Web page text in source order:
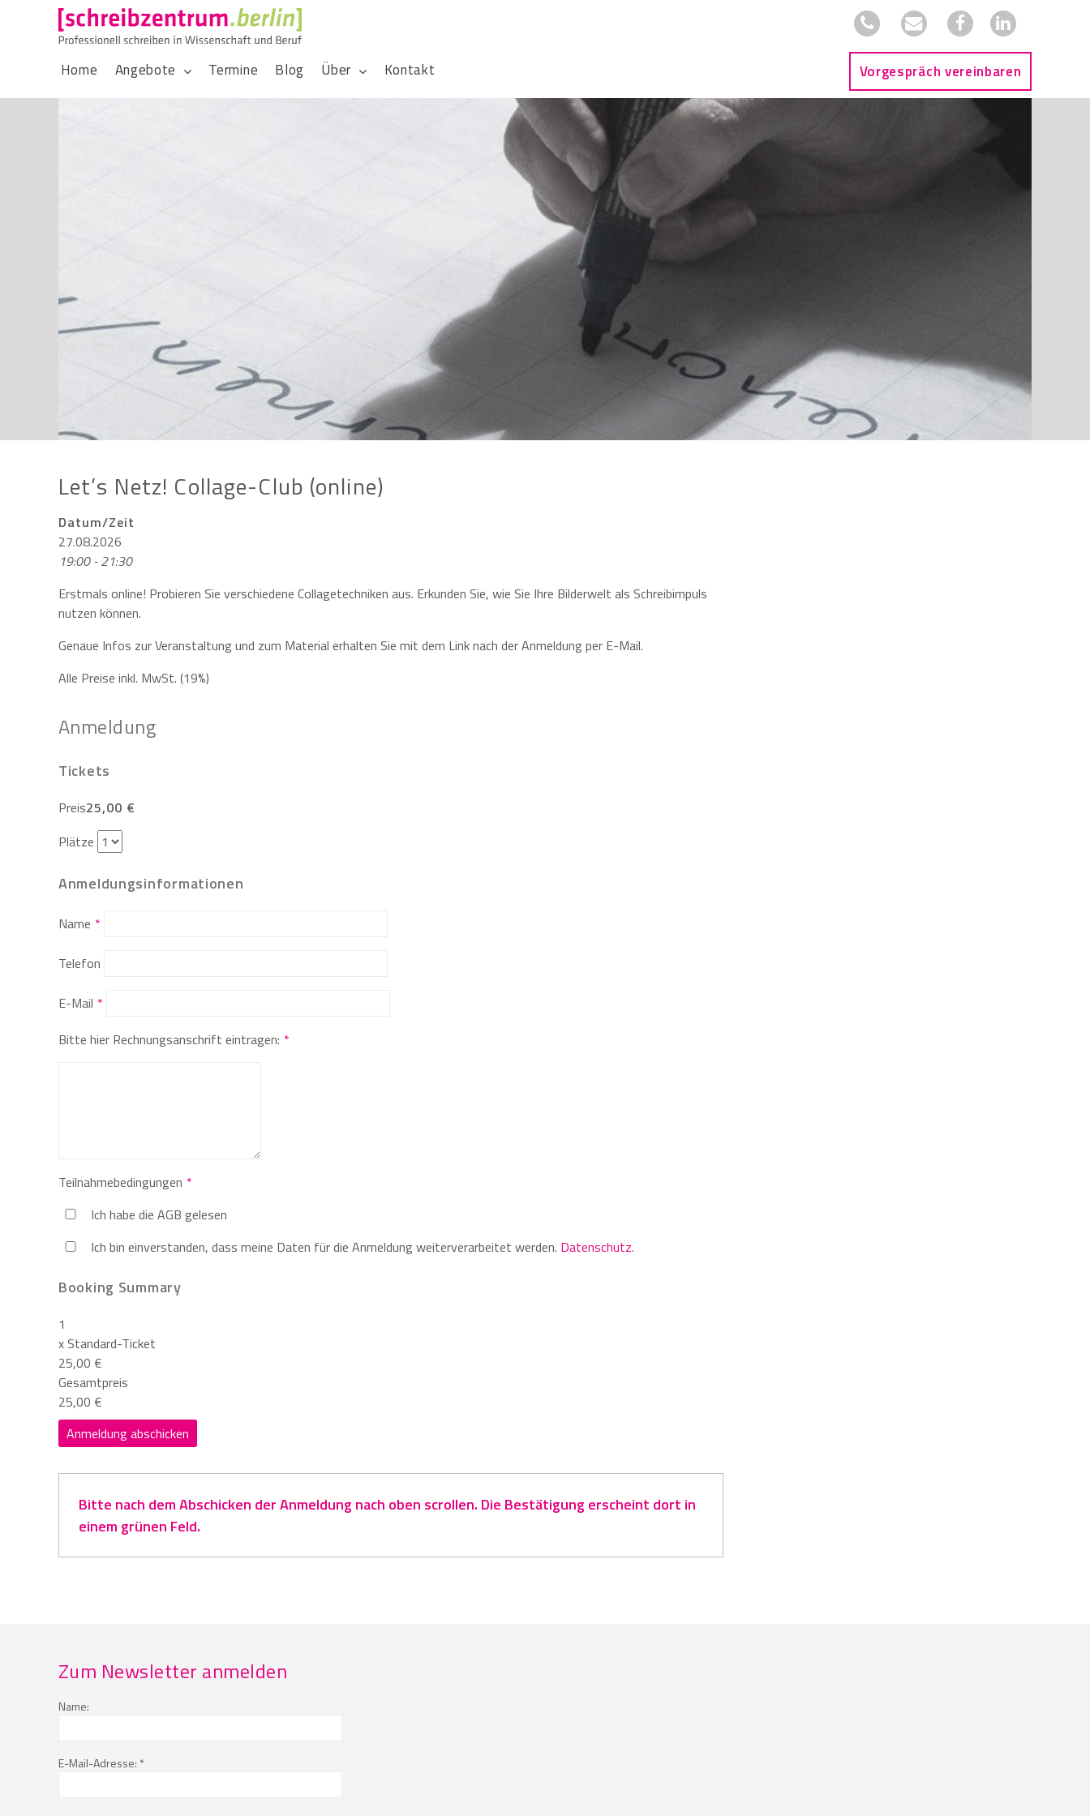
Home Angebote Termine Blog Über Kontakt Vorgespräch vereinbaren
Let’s Netz! Collage-Club (online)
Datum/Zeit
27.08.2026
19:00 - 21:30
Erstmals online! Probieren Sie verschiedene Collagetechniken aus. Erkunden Sie, wie Sie Ihre Bilderwelt als Schreibimpuls
nutzen können.
Genaue Infos zur Veranstaltung und zum Material erhalten Sie mit dem Link nach der Anmeldung per E-Mail.
Alle Preise inkl. MwSt. (19%)
Anmeldung
Tickets
Preis25,00 €
Plätze
Anmeldungsinformationen
Name
Telefon
E-Mail
Bitte hier Rechnungsanschrift eintragen:
Teilnahmebedingungen
Ich habe die AGB gelesen
Ich bin einverstanden, dass meine Daten für die Anmeldung weiterverarbeitet werden. Datenschutz.
Booking Summary
1
x Standard-Ticket
25,00 €
Gesamtpreis
25,00 €
Bitte nach dem Abschicken der Anmeldung nach oben scrollen. Die Bestätigung erscheint dort in
einem grünen Feld.
Zum Newsletter anmelden
Name:
E-Mail-Adresse: *